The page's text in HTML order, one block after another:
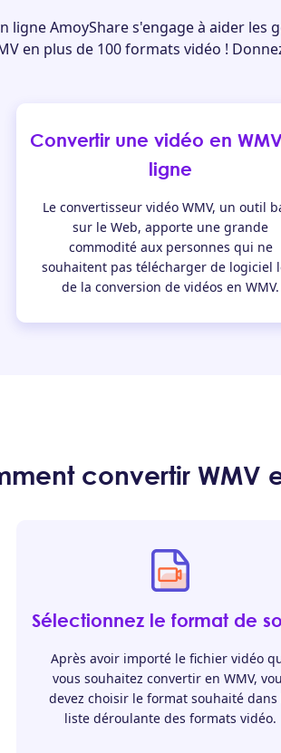
ligne AmoyShare s'engage à aider les
en plus de 100 formats vidéo !
Convertir une vidéo en
ligne
Le convertisseur vidéo WMV, un outil
sur le Web, apporte une grande
commodité aux personnes qui ne
souhaitent pas télécharger de logiciel
de la conversion de vidéos en WMV.
convertir WMV
Sélectionnez le format de
Après avoir importé le fichier vidéo
vous souhaitez convertir en WMV,
devez choisir le format souhaité dans
liste déroulante des formats vidéo.